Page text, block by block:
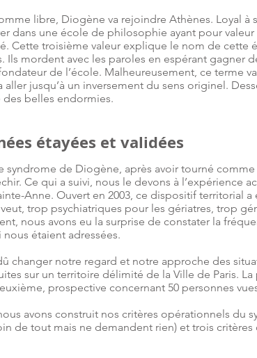
libre, Diogène va rejoindre Athènes. Loyal
dans une école de philosophie ayant pour
Cette troisième valeur explique le nom de cette
Ils mordent avec les paroles en espérant gagner
de l’école. Malheureusement, ce terme
aller jusqu’à un inversement du sens originel.
des belles endormies.
étayées et validées
syndrome de Diogène, après avoir tourné
Ce qui a suivi, nous le devons à l’expérience
Anne. Ouvert en 2003, ce dispositif territorial
trop psychiatriques pour les gériatres, trop
nous avons eu la surprise de constater la
étaient adressées.
changer notre regard et notre approche des
sur un territoire délimité de la Ville de Paris.
prospective concernant 50 personnes
avons construit nos critères opérationnels
de tout mais ne demandent rien) et trois